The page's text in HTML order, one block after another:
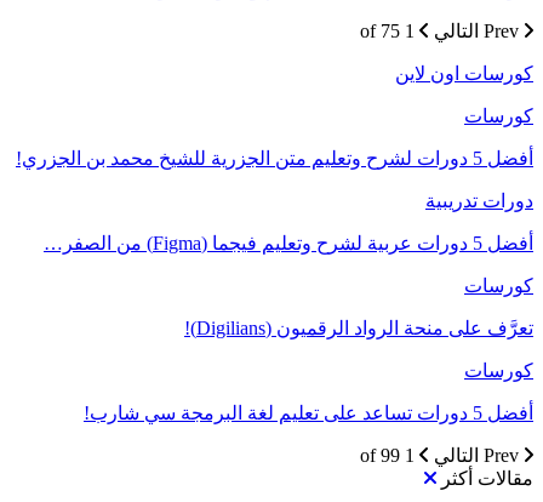
التالي 1 of 75
كورسات اون لاين
كورسات
أفضل 5 دورات لشرح وتعليم متن الجزرية للشيخ محمد بن الجزري!
دورات تدريبية
أفضل 5 دورات عربية لشرح وتعليم فيجما (Figma) من الصفر…
كورسات
تعرَّف على منحة الرواد الرقميون (Digilians)!
كورسات
أفضل 5 دورات تساعد على تعليم لغة البرمجة سي شارب!
التالي
1 of 99
مقالات أكثر